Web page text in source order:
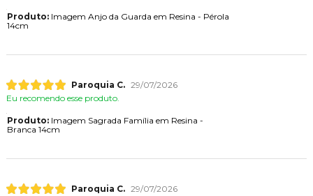
Produto:Imagem Anjo da Guarda em Resina - Pérola
14cm
Paroquia C. 29/07/2026
Eu recomendo esse produto.
Produto:Imagem Sagrada Família em Resina -
Branca 14cm
Paroquia C. 29/07/2026